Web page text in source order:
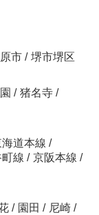
市 / 堺市堺区
/ 猪名寺 /
海道本線 /
線 / 京阪本線 /
/ 園田 / 尼崎 /